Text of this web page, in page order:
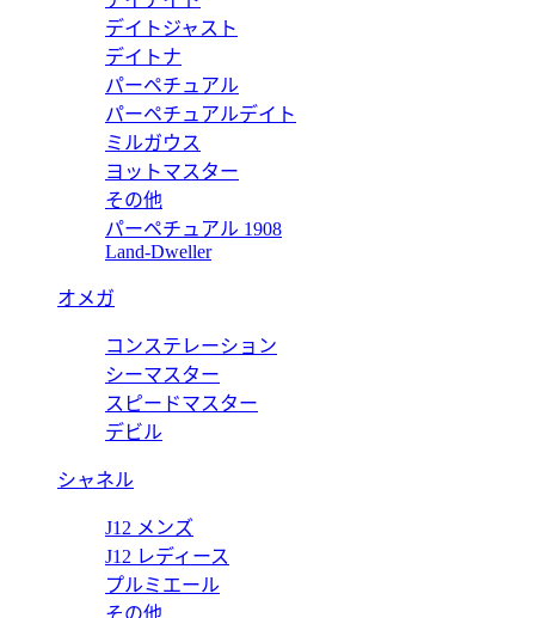
ーションペン ヨハンシュトラウス 万年筆 119872
年筆 ドネーションペン ヨハンシュトラウス スペシャルエデ
イスターシュテュック ホワイトソリテール ルグラン 万年筆
デイトジャスト
デイトナ
パーペチュアル
パーペチュアルデイト
ミルガウス
ヨットマスター
その他
パーペチュアル 1908
Land-Dweller
オメガ
コンステレーション
シーマスター
スピードマスター
デビル
シャネル
J12 メンズ
J12 レディース
プルミエール
その他